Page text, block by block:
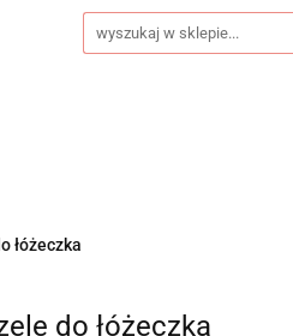
Bestsellery
Bestsellery Na
łóżeczka
do łóżeczka